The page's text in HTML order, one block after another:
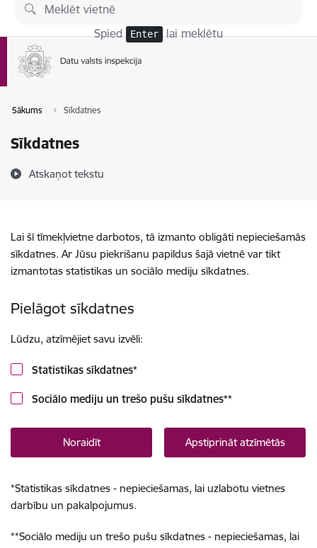
Pāriet uz lapas saturu
Spied Enter lai meklētu
Sākums Sīkdatnes
Sīkdatnes
Atskaņot tekstu
Lai šī tīmekļvietne darbotos, tā izmanto obligāti nepieciešamās
sīkdatnes. Ar Jūsu piekrišanu papildus šajā vietnē var tikt
izmantotas statistikas un sociālo mediju sīkdatnes.
Pielāgot sīkdatnes
Lūdzu, atzīmējiet savu izvēli:
Statistikas sīkdatnes*
Sociālo mediju un trešo pušu sīkdatnes**
Noraidīt Apstiprināt atzīmētās
*Statistikas sīkdatnes - nepieciešamas, lai uzlabotu vietnes
darbību un pakalpojumus.
**Sociālo mediju un trešo pušu sīkdatnes - nepieciešamas, lai